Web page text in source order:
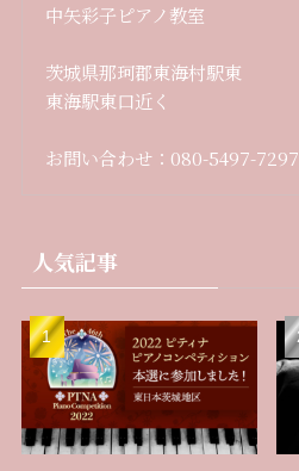
中矢彩子ピアノ教室
茨城県那珂郡東海村駅東
東海駅東口近く
お問い合わせ：080-5497-7297
人気記事